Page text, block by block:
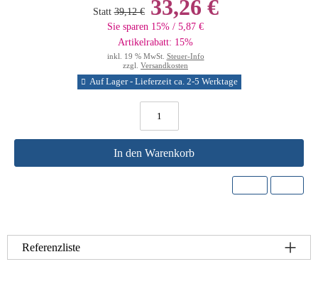
Statt 39,12 €33,26 €
Sie sparen 15% / 5,87 €
Artikelrabatt: 15%
inkl. 19 % MwSt. Steuer-Info
zzgl. Versandkosten
Auf Lager - Lieferzeit ca. 2-5 Werktage
In den Warenkorb
Referenzliste